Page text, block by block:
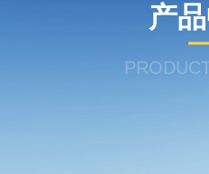
产